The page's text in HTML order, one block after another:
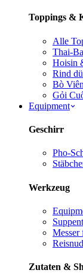
Toppings &
Alle
Thai-
Hoisin
Rind
Bò
Gỏi
Equipment
Geschirr
Pho-
Werkzeug
Messer
Zutaten &